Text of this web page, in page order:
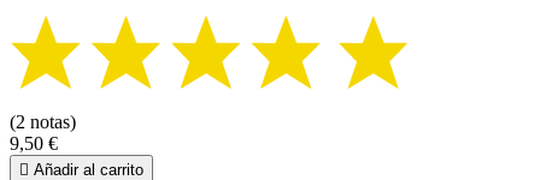
(2 notas)
9,50 €
 Añadir al carrito